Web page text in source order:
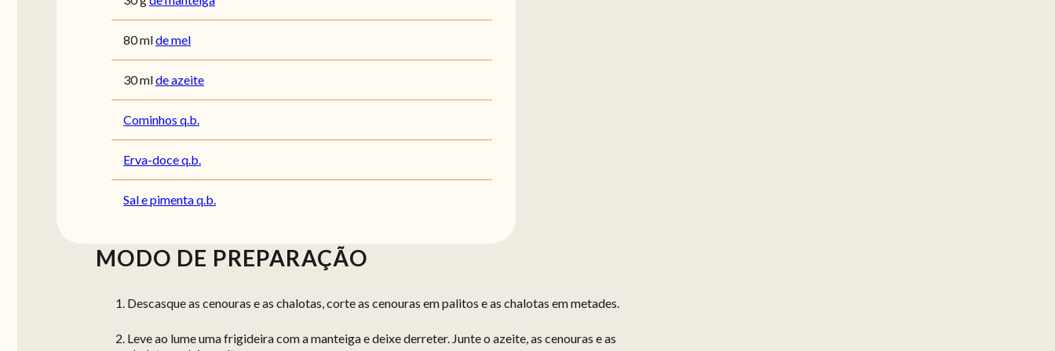
80mlde mel
30mlde azeite
Cominhos q.b.
Erva-doce q.b.
Sal e pimenta q.b.
MODO DE PREPARAÇÃO
Descasque as cenouras e as chalotas, corte as cenouras em palitos e as chalotas em metades.
Leve ao lume uma frigideira com a manteiga e deixe derreter. Junte o azeite, as cenouras e as